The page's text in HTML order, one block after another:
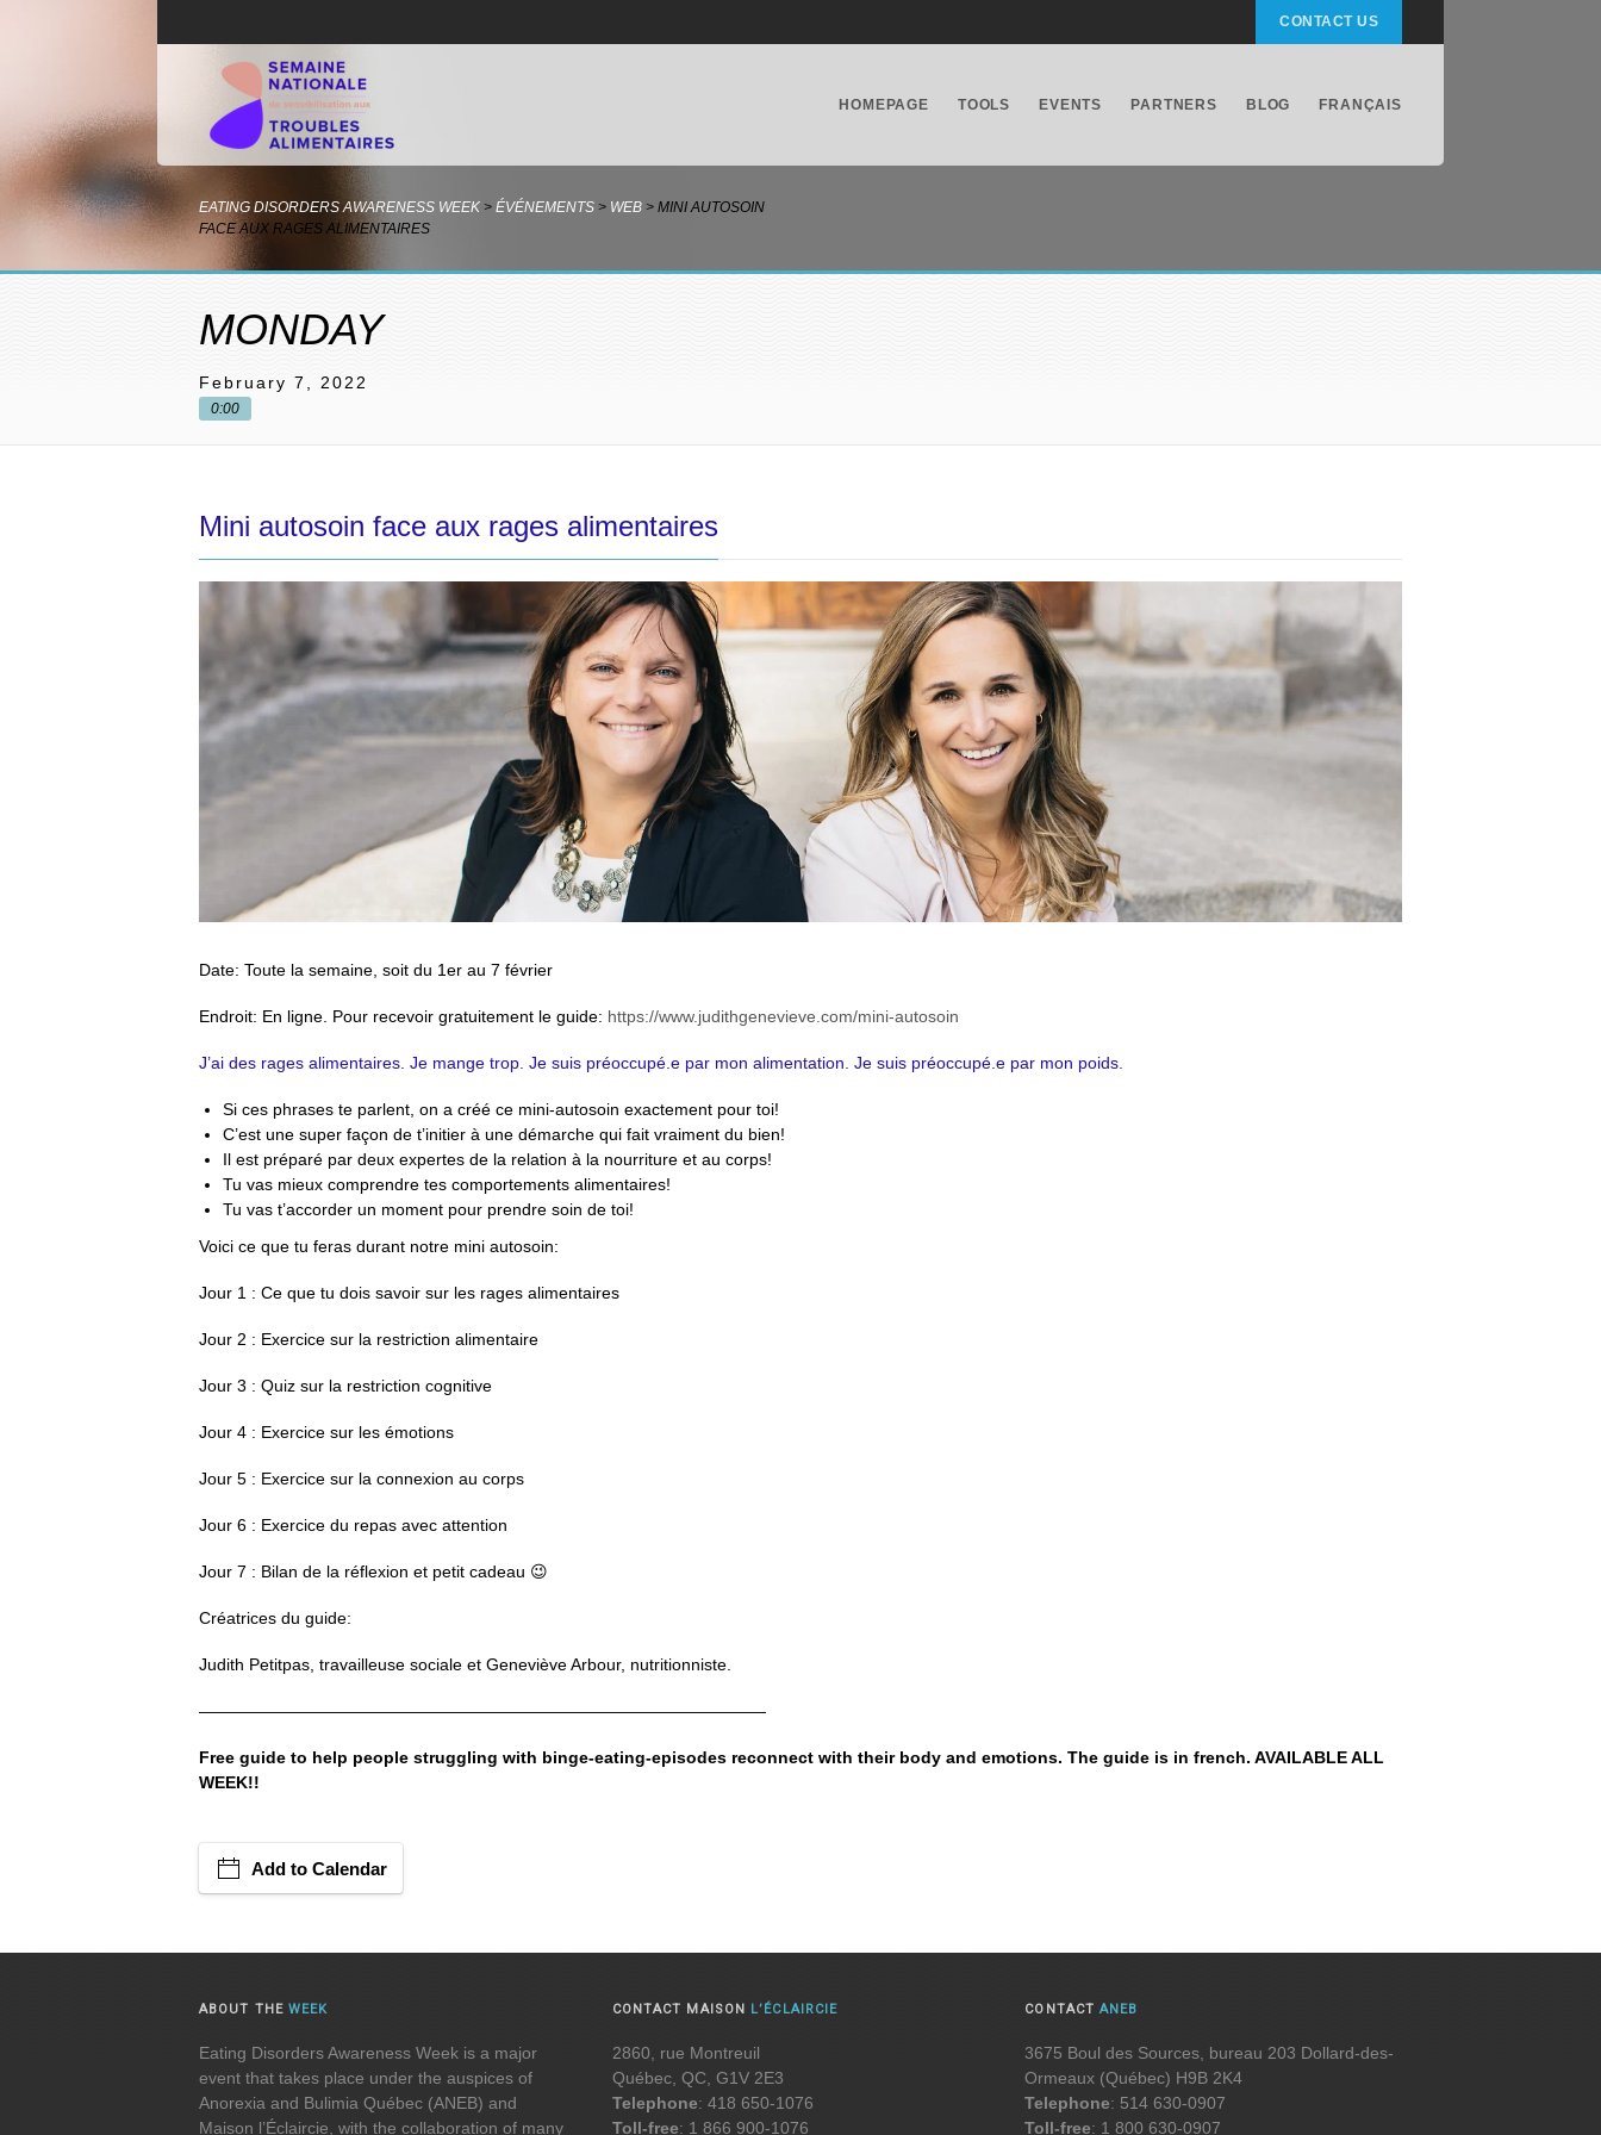
CONTACT US
HOMEPAGE TOOLS EVENTS PARTNERS BLOG FRANÇAIS
EATING DISORDERS AWARENESS WEEK > ÉVÉNEMENTS > WEB > MINI AUTOSOIN
FACE AUX RAGES ALIMENTAIRES
MONDAY
February 7, 2022
0:00
Mini autosoin face aux rages alimentaires
Date: Toute la semaine, soit du 1er au 7 février
Endroit: En ligne. Pour recevoir gratuitement le guide: https://www.judithgenevieve.com/mini-autosoin
J’ai des rages alimentaires. Je mange trop. Je suis préoccupé.e par mon alimentation. Je suis préoccupé.e par mon poids.
Si ces phrases te parlent, on a créé ce mini-autosoin exactement pour toi!
C’est une super façon de t’initier à une démarche qui fait vraiment du bien!
Il est préparé par deux expertes de la relation à la nourriture et au corps!
Tu vas mieux comprendre tes comportements alimentaires!
Tu vas t’accorder un moment pour prendre soin de toi!
Voici ce que tu feras durant notre mini autosoin:
Jour 1 : Ce que tu dois savoir sur les rages alimentaires
Jour 2 : Exercice sur la restriction alimentaire
Jour 3 : Quiz sur la restriction cognitive
Jour 4 : Exercice sur les émotions
Jour 5 : Exercice sur la connexion au corps
Jour 6 : Exercice du repas avec attention
Jour 7 : Bilan de la réflexion et petit cadeau 😉
Créatrices du guide:
Judith Petitpas, travailleuse sociale et Geneviève Arbour, nutritionniste.
——————————————————————————————————
Free guide to help people struggling with binge-eating-episodes reconnect with their body and emotions. The guide is in french. AVAILABLE ALL
WEEK!!
Add to Calendar
ABOUT THE WEEK
Eating Disorders Awareness Week is a major
event that takes place under the auspices of
Anorexia and Bulimia Québec (ANEB) and
Maison l’Éclaircie, with the collaboration of many
CONTACT MAISON L’ÉCLAIRCIE
2860, rue Montreuil
Québec, QC, G1V 2E3
Telephone: 418 650-1076
Toll-free: 1 866 900-1076
CONTACTANEB
3675 Boul des Sources, bureau 203 Dollard-des-
Ormeaux (Québec) H9B 2K4
Telephone: 514 630-0907
Toll-free: 1 800 630-0907